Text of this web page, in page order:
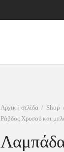
Αρχική σελίδα / Shop
Ράβδος Χρυσού και